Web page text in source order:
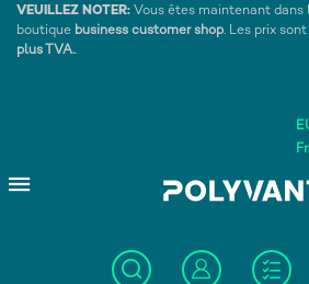
VEUILLEZ NOTER: Vous êtes maintenant dans
boutique business customer shop. Les prix
plus TVA..